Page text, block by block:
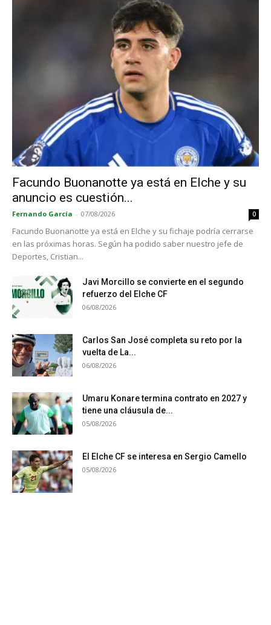
Facundo Buonanotte ya está en Elche y su
anuncio es cuestión...
Fernando García - 07/08/2026 0
Facundo Buonanotte ya está en Elche y su fichaje podría cerrarse
en las próximas horas. Según ha podido saber nuestro jefe de
Deportes, Cristian...
Javi Morcillo se convierte en el segundo
refuerzo del Elche CF
06/08/2026
Carlos San José completa su reto por la
vuelta de La...
06/08/2026
Umaru Konare termina contrato en 2027 y
tiene una cláusula de...
05/08/2026
El Elche CF se interesa en Sergio Camello
05/08/2026